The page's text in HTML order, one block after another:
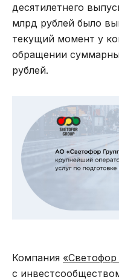
десятилетнего
млрд рублей было
текущий момент у
обращении
рублей.
Компания «Светофор
с